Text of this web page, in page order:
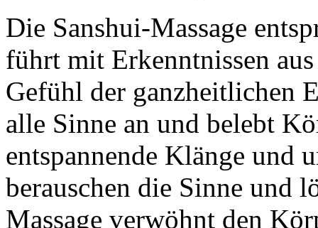
Die Sanshui-Massage
führt mit Erkenntnissen
Gefühl der ganzheitlichen
alle Sinne an und belebt
entspannende Klänge und
berauschen die Sinne und
Massage verwöhnt den